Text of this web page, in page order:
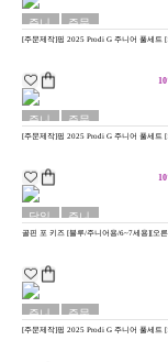
주니
어용
주문
제작
[주문제작]핑 2025 Prodi G 주니어 풀세트
주니
어용
주문
제작
[주문제작]핑 2025 Prodi G 주니어 풀세트
당일
배송
주니
어용
골핀 포 키즈 [블루/주니어용/6~7세용][오
주니
어용
주문
제작
[주문제작]핑 2025 Prodi G 주니어 풀세트